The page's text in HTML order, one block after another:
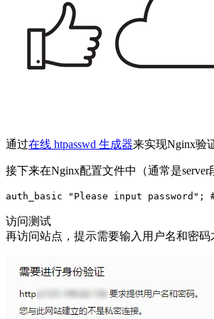
通过在线 htpasswd 生成器来实现Nginx验
接下来在Nginx配置文件中（通常是
auth_basic "Please input password" ;
访问测试
再访问站点，提示需要输入用户名和密